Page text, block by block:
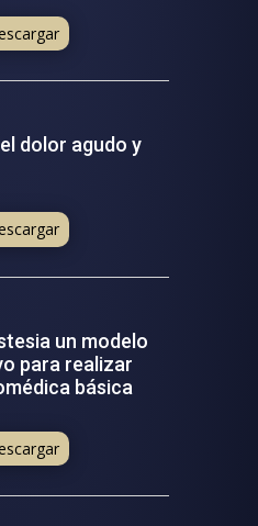
dolor agudo y
un modelo
para realizar
básica